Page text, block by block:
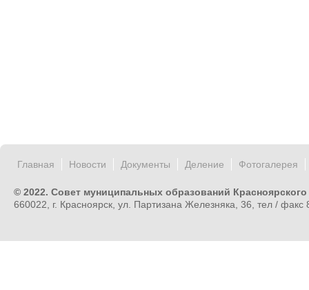
Главная Новости Документы Деление Фотогалерея
© 2022. Совет муниципальных образований Красноярского
660022, г. Красноярск, ул. Партизана Железняка, 36, тел /